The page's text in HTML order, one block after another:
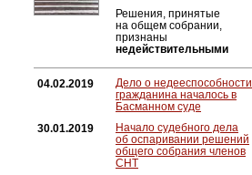
Решения, принятые
на общем собрании,
признаны
недействительными
04.02.2019
Дело о недееспособности
гражданина началось в
Басманном суде
30.01.2019
Начало судебного дела
об оспаривании решений
общего собрания членов
СНТ